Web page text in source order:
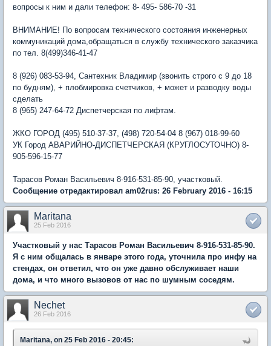
вопросы к ним и дали телефон: 8- 495- 586-70 -31
ВНИМАНИЕ! По вопросам технического состояния инженерных
коммуникаций дома,обращаться в службу технического заказчика
по тел. 8(499)346-41-47
8 (926) 083-53-94, Сантехник Владимир (звонить строго с 9 до 18
по будням), + плобмировка счетчиков, + может и разводку воды
сделать
8 (965) 247-64-72 Диспетчерская по лифтам.
ЖКО ГОРОД (495) 510-37-37, (498) 720-54-04 8 (967) 018-99-60
УК Город АВАРИЙНО-ДИСПЕТЧЕРСКАЯ (КРУГЛОСУТОЧНО) 8-
905-596-15-77
Тарасов Роман Васильевич 8-916-531-85-90, участковый.
Сообщение отредактировал am02rus: 26 February 2016 - 16:15
Maritana
25 Feb 2016
Участковый у нас Тарасов Роман Васильевич 8-916-531-85-90.
Я с ним общалась в январе этого года, уточнила про инфу на
стендах, он ответил, что он уже давно обслуживает наши
дома, и что много вызовов от нас по шумным соседям.
Nechet
26 Feb 2016
Maritana, on 25 Feb 2016 - 20:45: